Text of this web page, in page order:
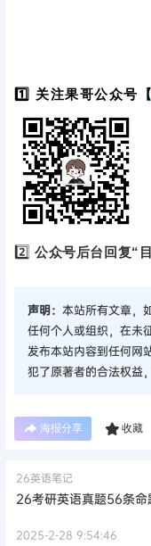
1️⃣ 关注果哥公众号【
2️⃣公众号后台回复“
声明： 本站所有文章，
任何个人或组织，在未
发布本站内容到任何网
犯了原著者的合法权益
海报分享 收藏
26英语笔记
26考研英语真题56条命
2025-2-28 9:54:46